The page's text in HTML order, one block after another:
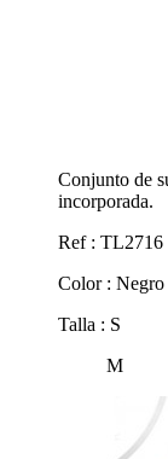
Conjunto de
incorporada.
Ref : TL2716
Color : Negro
Talla : S
M